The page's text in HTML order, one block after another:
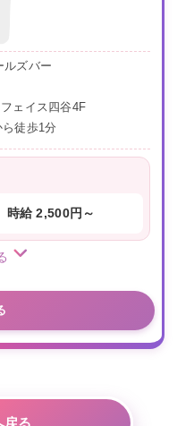
ルズバー
ェイス四谷4F
徒歩1分
時給 2,500円～
戻る